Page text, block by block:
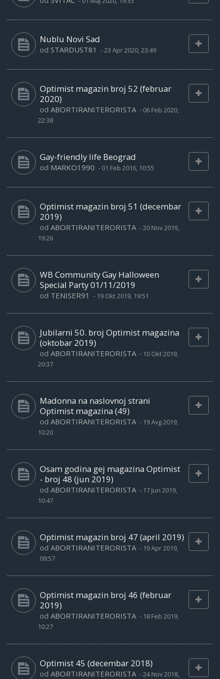
Nublu Novi Sad
od STARDUST81 -23 Apr 2020, 23:49
Optimist magazin broj 52 (februar
2020)
od ABORTIRANITERORISTA - 06 Feb 2020,
22:38
Gay-friendly life Beograd
od MARKO1990 - 01 Feb 2016, 10:55
Optimist magazin broj 51 (decembar
2019)
od ABORTIRANITERORISTA -20 Nov 2019,
19:26
WB Community Gay Halloween
Special Party 01/11/2019
od TENISER91 - 19 Okt 2019, 19:51
Jubilarni 50. broj Optimist magazina
(oktobar 2019)
od ABORTIRANITERORISTA - 10 Okt 2019,
20:37
Madonna na naslovnoj strani
Optimist magazina (49)
od ABORTIRANITERORISTA - 19 Avg 2019,
10:20
Osam godina gej magazina Optimist
- broj 48 (jun 2019)
od ABORTIRANITERORISTA - 17 Jun 2019,
10:47
Optimist magazin broj 47 (april 2019)
od ABORTIRANITERORISTA - 19 Apr 2019,
09:57
Optimist magazin broj 46 (februar
2019)
od ABORTIRANITERORISTA - 18 Feb 2019,
10:27
Optimist 45 (decembar 2018)
od ABORTIRANITERORISTA -24 Nov 2018,